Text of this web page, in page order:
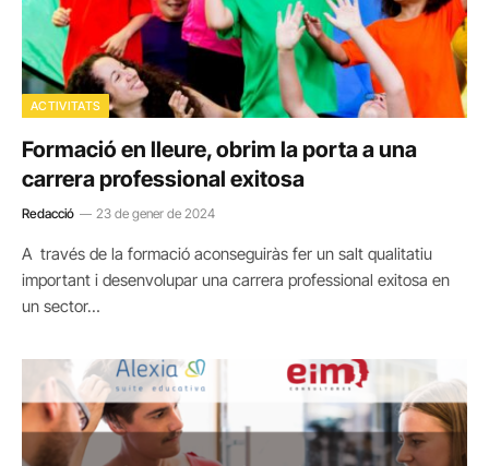
ACTIVITATS
Formació en lleure, obrim la porta a una
carrera professional exitosa
Redacció 23 de gener de 2024
A través de la formació aconseguiràs fer un salt qualitatiu
important i desenvolupar una carrera professional exitosa en
un sector…